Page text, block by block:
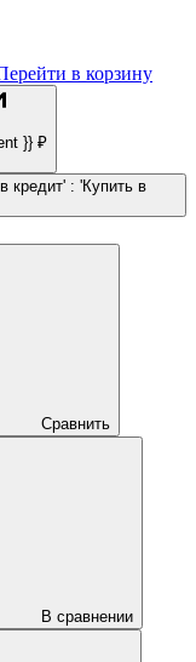
в корзину
}} ₽
кредит' : 'Купить в
Сравнить
В сравнении